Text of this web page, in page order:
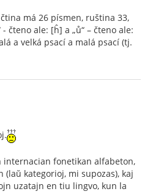
má 26 písmen, ruština 33,
čteno ale: [ĥ] a „ů“ – čteno ale:
a velká psací a malá psací (tj.
internacian fonetikan alfabeton,
kategorioj, mi supozas), kaj
uzatajn en tiu lingvo, kun la